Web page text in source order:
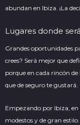
abundan en Ibiza. ¡La
Lugares donde
Grandes oportunidades
crees? Será mejor que
porque en cada rincón
que de seguro te gustará.
Empezando por Ibiza,
modestos y de gran